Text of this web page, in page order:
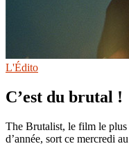
L'Édito
C’est du brutal !
The Brutalist, le film le plus
d’année, sort ce mercredi